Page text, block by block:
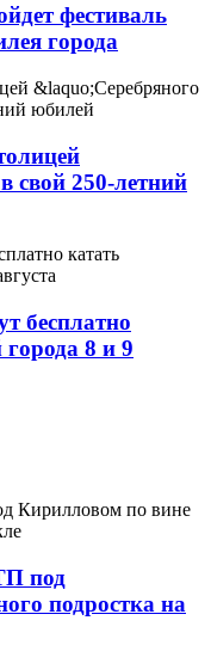
фестиваль
города
свой 250-летний
бесплатно
города 8 и 9
под
подростка на